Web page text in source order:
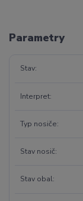
Parametry
Stav
Interpret
Typ nosiče
Stav nosič
Stav obal